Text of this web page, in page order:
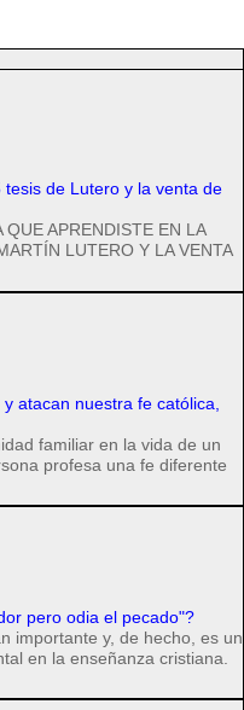
de Lutero y la venta de
APRENDISTE EN LA
LUTERO Y LA VENTA
atacan nuestra fe católica,
familiar en la vida de un
profesa una fe diferente
pero odia el pecado"?
importante y, de hecho, es un
en la enseñanza cristiana.